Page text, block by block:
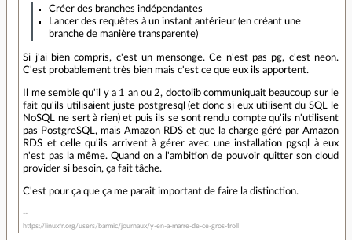
Créer des branches indépendantes
Lancer des requêtes à un instant antérieur (en créant une
branche de manière transparente)
Si j'ai bien compris, c'est un mensonge. Ce n'est pas pg, c'est neon.
C'est probablement très bien mais c'est ce que eux ils apportent.
Il me semble qu'il y a 1 an ou 2, doctolib communiquait beaucoup sur le
fait qu'ils utilisaient juste postgresql (et donc si eux utilisent du SQL le
NoSQL ne sert à rien) et puis ils se sont rendu compte qu'ils n'utilisent
pas PostgreSQL, mais Amazon RDS et que la charge géré par Amazon
RDS et celle qu'ils arrivent à gérer avec une installation pgsql à eux
n'est pas la même. Quand on a l'ambition de pouvoir quitter son cloud
provider si besoin, ça fait tâche.
C'est pour ça que ça me parait important de faire la distinction.
https://linuxfr.org/users/barmic/journaux/y-en-a-marre-de-ce-gros-troll